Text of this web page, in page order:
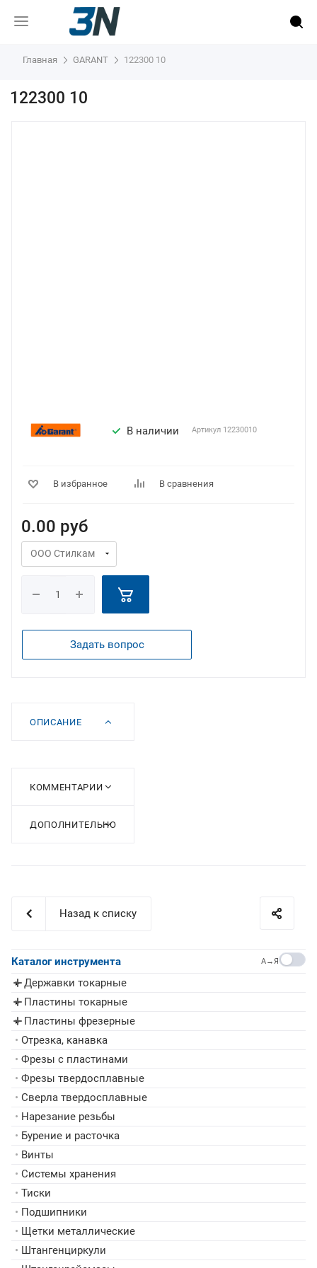
Главная GARANT 122300 10
122300 10
В наличии Артикул 12230010
В избранное В сравнения
0.00 руб
Задать вопрос
ОПИСАНИЕ
КОММЕНТАРИИ
ДОПОЛНИТЕЛЬНО
Назад к списку
Каталог инструмента A→Я
▸ Державки токарные
▸ Пластины токарные
▸ Пластины фрезерные
• Отрезка, канавка
• Фрезы с пластинами
• Фрезы твердосплавные
• Сверла твердосплавные
• Нарезание резьбы
• Бурение и расточка
• Винты
• Системы хранения
• Тиски
• Подшипники
• Щетки металлические
• Штангенциркули